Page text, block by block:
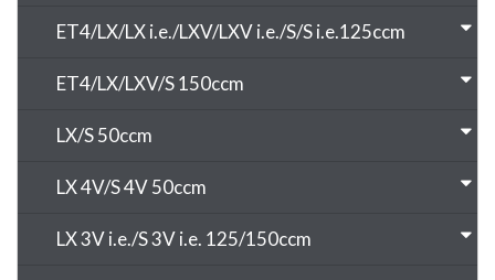
ET4/LX/LX i.e./LXV/LXV i.e./S/S i.e.125ccm
ET4/LX/LXV/S 150ccm
LX/S 50ccm
LX 4V/S 4V 50ccm
LX 3V i.e./S 3V i.e. 125/150ccm